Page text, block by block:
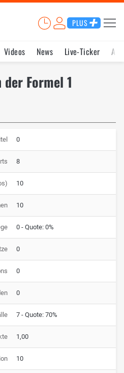
PLUS
Videos News Live-Ticker
Formel 1
0
8
10
10
0 - Quote: 0%
0
0
0
7 - Quote: 70%
1,00
10